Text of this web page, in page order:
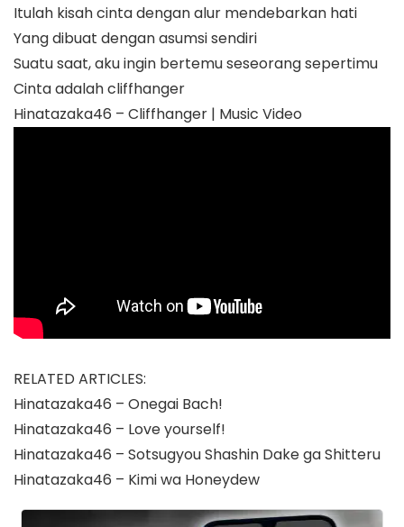
Itulah kisah cinta dengan alur mendebarkan hati
Yang dibuat dengan asumsi sendiri
Suatu saat, aku ingin bertemu seseorang sepertimu
Cinta adalah cliffhanger
Hinatazaka46 – Cliffhanger | Music Video
RELATED ARTICLES:
Hinatazaka46 – Onegai Bach!
Hinatazaka46 – Love yourself!
Hinatazaka46 – Sotsugyou Shashin Dake ga Shitteru
Hinatazaka46 – Kimi wa Honeydew